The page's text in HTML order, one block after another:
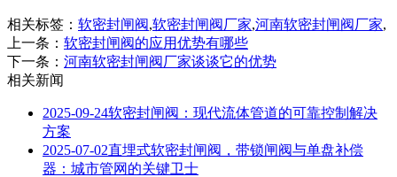
相关标签： 软密封闸阀,软密封闸阀厂家,河南软密封闸阀厂家,
上一条： 软密封闸阀的应用优势有哪些
下一条： 河南软密封闸阀厂家谈谈它的优势
相关新闻
2025-09-24软密封闸阀：现代流体管道的可靠控制解决
方案
2025-07-02直埋式软密封闸阀，带锁闸阀与单盘补偿
器：城市管网的关键卫士